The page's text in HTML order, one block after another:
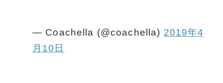
— Coachella (@coachella) 2019年4
月10日